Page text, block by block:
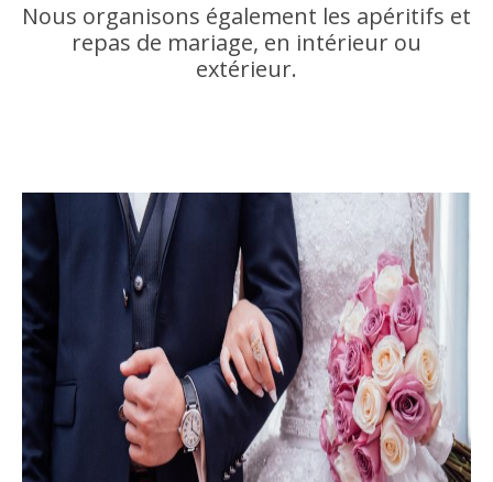
Nous organisons également les apéritifs et
repas de mariage, en intérieur ou
extérieur.